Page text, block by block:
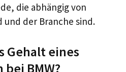
die abhängig von
der Branche sind.
Gehalt eines
BMW?